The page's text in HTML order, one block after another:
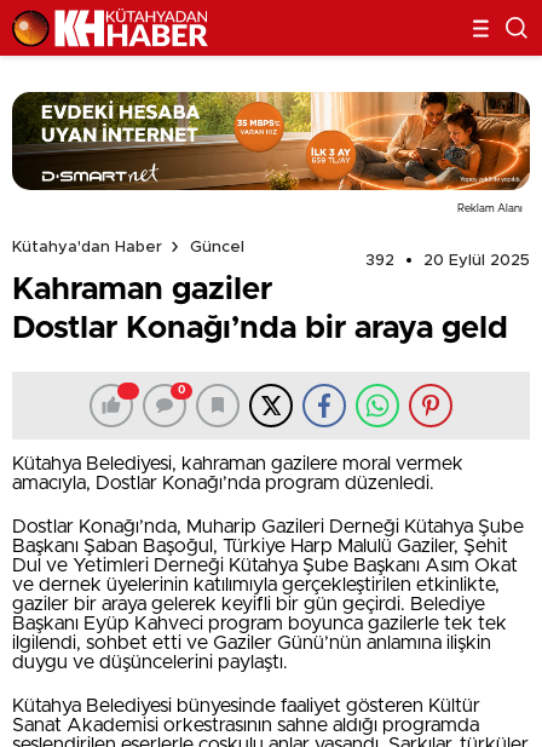
Reklam Alanı
Kütahya'dan Haber
Güncel
392
20 Eylül 2025
Kahraman gaziler
Dostlar Konağı’nda bir araya geld
0
Kütahya Belediyesi, kahraman gazilere moral vermek
amacıyla, Dostlar Konağı’nda program düzenledi.
Dostlar Konağı’nda, Muharip Gazileri Derneği Kütahya Şube
Başkanı Şaban Başoğul, Türkiye Harp Malulü Gaziler, Şehit
Dul ve Yetimleri Derneği Kütahya Şube Başkanı Asım Okat
ve dernek üyelerinin katılımıyla gerçekleştirilen etkinlikte,
gaziler bir araya gelerek keyifli bir gün geçirdi. Belediye
Başkanı Eyüp Kahveci program boyunca gazilerle tek tek
ilgilendi, sohbet etti ve Gaziler Günü’nün anlamına ilişkin
duygu ve düşüncelerini paylaştı.
Kütahya Belediyesi bünyesinde faaliyet gösteren Kültür
Sanat Akademisi orkestrasının sahne aldığı programda